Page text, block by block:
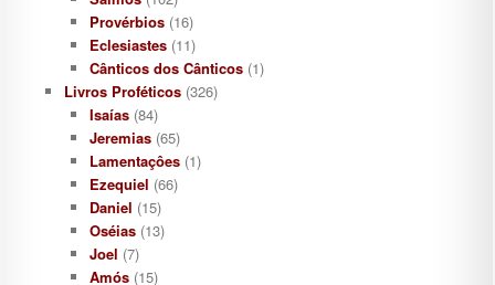
Provérbios(16)
Eclesiastes(11)
Cânticos dos Cânticos(1)
Livros Proféticos (326)
Isaías(84)
Jeremias(65)
Lamentaçôes(1)
Ezequiel (66)
Daniel (15)
Oséias(13)
Joel (7)
Amós(15)